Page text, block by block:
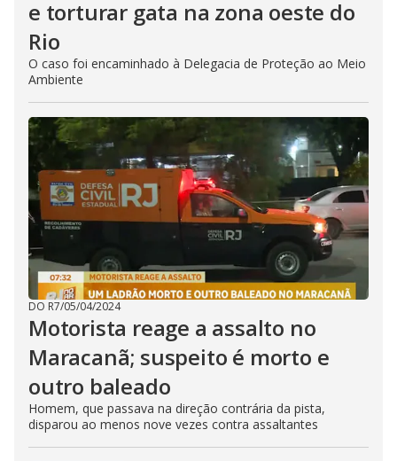
e torturar gata na zona oeste do
Rio
O caso foi encaminhado à Delegacia de Proteção ao Meio
Ambiente
DO R7/05/04/2024
Motorista reage a assalto no
Maracanã; suspeito é morto e
outro baleado
Homem, que passava na direção contrária da pista,
disparou ao menos nove vezes contra assaltantes